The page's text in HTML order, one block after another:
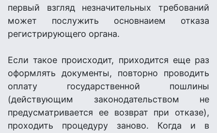
первый взгляд незначительных требований
может послужить основнаием отказа
регистрирующего органа.
Если такое происходит, приходится еще раз
оформлять документы, повторно проводить
оплату государственной пошлины
(действующим законодательством не
предусматривается ее возврат при отказе),
проходить процедуру заново. Когда и в